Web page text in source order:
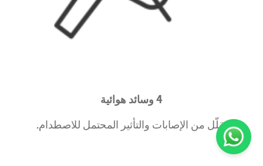
4 وسائد هوائية
يقلّل من الإصابات والتأثير المحتمل للاصطدام.​​